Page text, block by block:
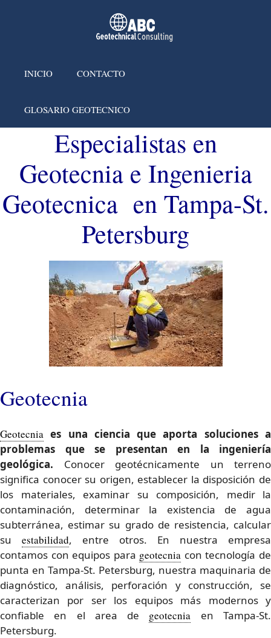
INICIO CONTACTO
GLOSARIO GEOTECNICO
Especialistas en
Geotecnia e Ingenieria
Geotecnica en Tampa-St.
Petersburg
Geotecnia
Geotecnia es una ciencia que aporta soluciones a
problemas que se presentan en la ingeniería
geológica. Conocer geotécnicamente un terreno
significa conocer su origen, establecer la disposición de
los materiales, examinar su composición, medir la
contaminación, determinar la existencia de agua
subterránea, estimar su grado de resistencia, calcular
su estabilidad, entre otros. En nuestra empresa
contamos con equipos para geotecnia con tecnología de
punta en Tampa-St. Petersburg, nuestra maquinaria de
diagnóstico, análisis, perforación y construcción, se
caracterizan por ser los equipos más modernos y
confiable en el area de geotecnia en Tampa-St.
Petersburg.